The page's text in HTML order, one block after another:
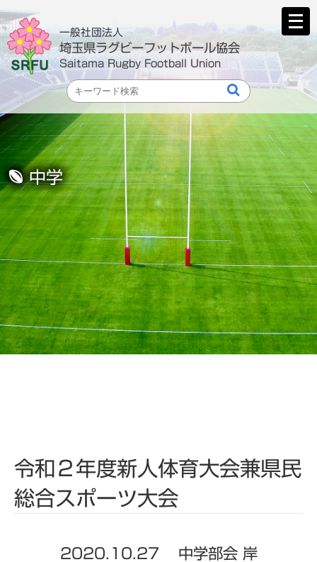
一般社団法人
埼玉県ラグビーフットボール協会
Saitama Rugby Football Union
メ
ニ
ー
を
開
中学
令和２年度新人体育大会兼県民
総合スポーツ大会
2020.10.27 中学部会 岸